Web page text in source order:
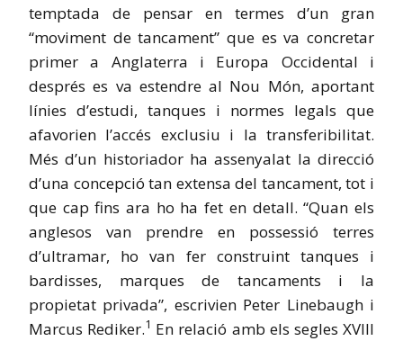
temptada de pensar en termes d’un gran
“moviment de tancament” que es va concretar
primer a Anglaterra i Europa Occidental i
després es va estendre al Nou Món, aportant
línies d’estudi, tanques i normes legals que
afavorien l’accés exclusiu i la transferibilitat.
Més d’un historiador ha assenyalat la direcció
d’una concepció tan extensa del tancament, tot i
que cap fins ara ho ha fet en detall. “Quan els
anglesos van prendre en possessió terres
d’ultramar, ho van fer construint tanques i
bardisses, marques de tancaments i la
propietat privada”, escrivien Peter Linebaugh i
Marcus Rediker.1 En relació amb els segles XVIII